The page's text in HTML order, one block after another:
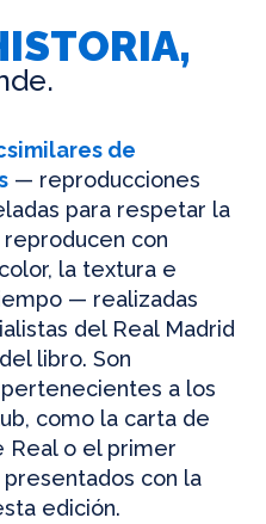
de
— reproducciones
para respetar la
con
la textura e
— realizadas
del Real Madrid
libro. Son
a los
como la carta de
Real o el primer
con la
edición.